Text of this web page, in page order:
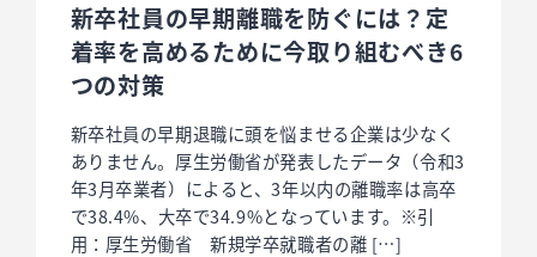
新卒社員の早期離職を防ぐには？定
着率を高めるために今取り組むべき6
つの対策
新卒社員の早期退職に頭を悩ませる企業は少なく
ありません。厚生労働省が発表したデータ（令和3
年3月卒業者）によると、3年以内の離職率は高卒
で38.4%、大卒で34.9%となっています。※引
用：厚生労働省 新規学卒就職者の離 […]